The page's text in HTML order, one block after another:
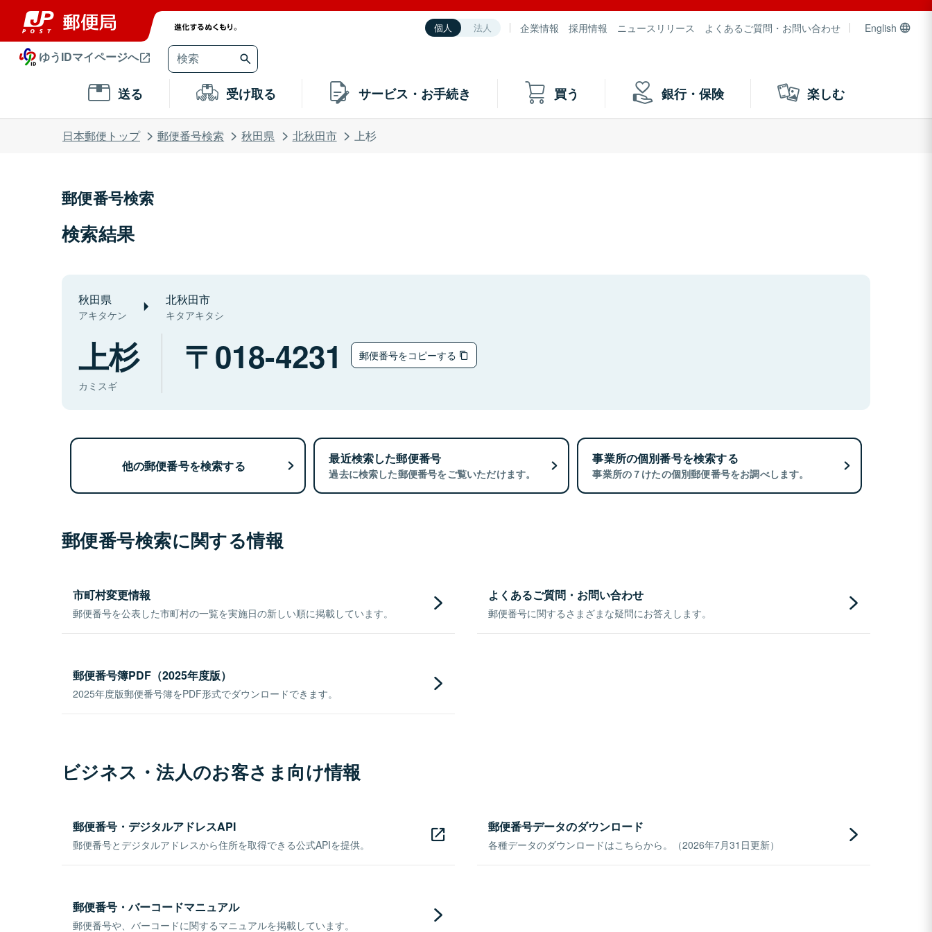
個人 法人 企業情報 採用情報 ニュースリリース よくあるご質問・お問い合わせ English
ゆうIDマイページへ
送る 受け取る サービス・お手続き 買う 銀行・保険 楽しむ
日本郵便トップ 郵便番号検索 秋田県 北秋田市 上杉
郵便番号検索
検索結果
秋田県
アキタケン
北秋田市
キタアキタシ
上杉
カミスギ
018-4231 郵便番号をコピーする
他の郵便番号を検索する 最近検索した郵便番号
過去に検索した郵便番号をご覧いただけます。
事業所の個別番号を検索する
事業所の７けたの個別郵便番号をお調べします。
郵便番号検索に関する情報
市町村変更情報
郵便番号を公表した市町村の一覧を実施日の新しい順に掲載しています。
よくあるご質問・お問い合わせ
郵便番号に関するさまざまな疑問にお答えします。
郵便番号簿PDF（2025年度版）
2025年度版郵便番号簿をPDF形式でダウンロードできます。
ビジネス・法人のお客さま向け情報
郵便番号・デジタルアドレスAPI
郵便番号とデジタルアドレスから住所を取得できる公式APIを提供。
郵便番号データのダウンロード
各種データのダウンロードはこちらから。（2026年7月31日更新）
郵便番号・バーコードマニュアル
郵便番号や、バーコードに関するマニュアルを掲載しています。